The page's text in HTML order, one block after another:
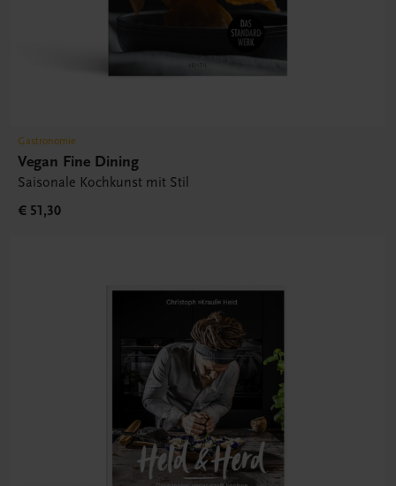
Gastronomie
Vegan Fine Dining
Saisonale Kochkunst mit Stil
€ 51,30